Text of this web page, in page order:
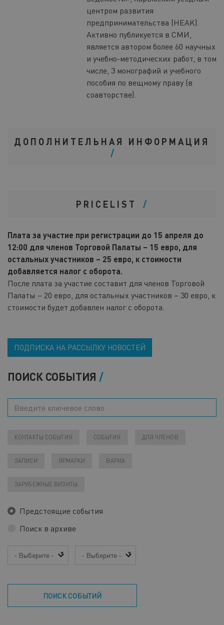
центром развития
предпринимательства (HEAK).
Активно публикуется в СМИ,
является автором более 60 научных
и учебно-методических работ, в том
числе, 3 монографий и учебного
пособия по вещному праву (в
соавторстве).
ДОПОЛНИТЕЛЬНАЯ ИНФОРМАЦИЯ
PRICELIST
Плата за участие при регистрации до 15 апреля до
12:00 для членов Торговой Палаты – 15 евро, для
остальных участников – 25 евро, к стоимости
добавляется налог с оборота.
После плата за участие составит для членов Торговой
Палаты – 20 евро, для остальных участников – 30 евро, к
стоимости будет добавлен налог с оборота.
ПОДПИСКА НА РАССЫЛКУ НОВОСТЕЙ
ПОИСК СОБЫТИЯ
КОНТАКТЫ СОБЫТИЯ СОБЫТИЯ ДЛЯ ЧЛЕНОВ
ЗАПИСИ ЯРМАРКИ ВАРИА
ЗАРУБЕЖНЫЕ ВИЗИТЫ
Предстоящие события
Поиск в архиве
Год Месяц
ПОИСК СОБЫТИЙ